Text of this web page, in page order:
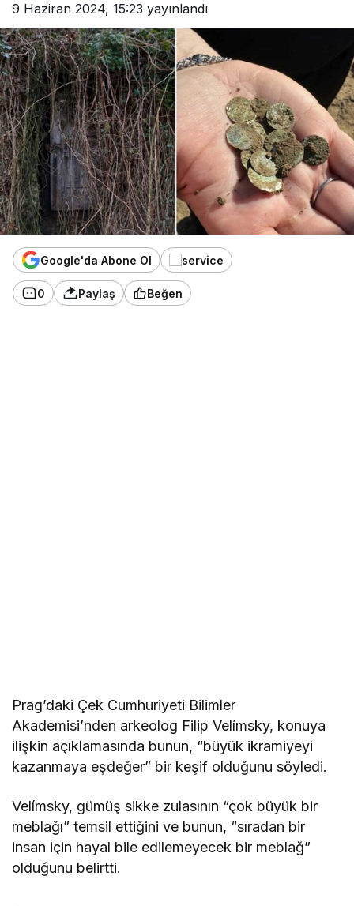
9 Haziran 2024, 15:23 yayınlandı
Google'da Abone Ol
0 Paylaş Beğen
Prag’daki Çek Cumhuriyeti Bilimler
Akademisi’nden arkeolog Filip Velímsky, konuya
ilişkin açıklamasında bunun, “büyük ikramiyeyi
kazanmaya eşdeğer” bir keşif olduğunu söyledi.
Velímsky, gümüş sikke zulasının “çok büyük bir
meblağı” temsil ettiğini ve bunun, “sıradan bir
insan için hayal bile edilemeyecek bir meblağ”
olduğunu belirtti.